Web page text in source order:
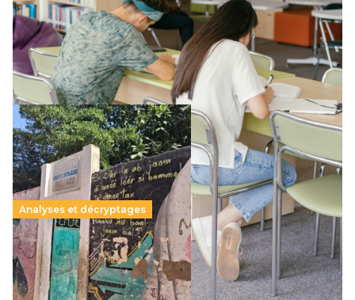
Le projet de loi sur la régulation de l’enseignement
supérieur privé met en lumière l’amplification d’un système
qui relègue l’acte pédagogique au superfétatoire, voire à…
Lire la suite →
Analyses et décryptages
258 millions d’enfants victimes de la guerre, des
chocs climatiques et des déplacements de
population